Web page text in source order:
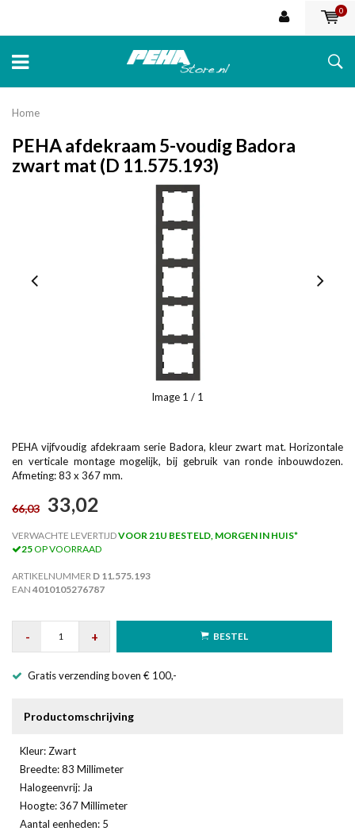
0
Home
PEHA afdekraam 5-voudig Badora
zwart mat (D 11.575.193)
Image 1 / 1
PEHA vijfvoudig afdekraam serie Badora, kleur zwart mat. Horizontale
en verticale montage mogelijk, bij gebruik van ronde inbouwdozen.
Afmeting: 83 x 367 mm.
66,03 33,02
VERWACHTE LEVERTIJDVOOR 21U BESTELD, MORGEN IN HUIS*
25OP VOORRAAD
ARTIKELNUMMER D 11.575.193
EAN 4010105276787
- + BESTEL
Gratis verzending boven € 100,-
Productomschrijving
Kleur: Zwart
Breedte: 83 Millimeter
Halogeenvrij: Ja
Hoogte: 367 Millimeter
Aantal eenheden: 5